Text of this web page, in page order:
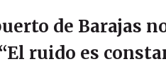
de Barajas
ruido es